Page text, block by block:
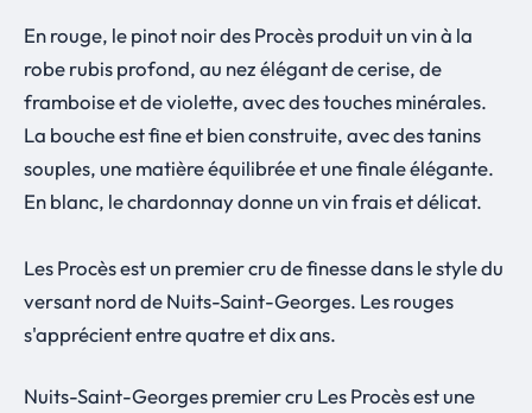
En rouge, le pinot noir des Procès produit un vin à la
robe rubis profond, au nez élégant de cerise, de
framboise et de violette, avec des touches minérales.
La bouche est fine et bien construite, avec des tanins
souples, une matière équilibrée et une finale élégante.
En blanc, le chardonnay donne un vin frais et délicat.
Les Procès est un premier cru de finesse dans le style du
versant nord de Nuits-Saint-Georges. Les rouges
s'apprécient entre quatre et dix ans.
Nuits-Saint-Georges premier cru Les Procès est une